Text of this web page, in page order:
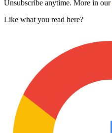
Unsubscribe anytime. More in our
Like what you read here?